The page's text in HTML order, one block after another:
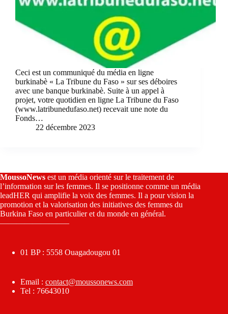
Ceci est un communiqué du média en ligne
burkinabè « La Tribune du Faso » sur ses déboires
avec une banque burkinabè. Suite à un appel à
projet, votre quotidien en ligne La Tribune du Faso
(www.latribunedufaso.net) recevait une note du
Fonds…
22 décembre 2023
MoussoNews est un média orienté sur le traitement de
l’information sur les femmes. Il se positionne comme un média
leadHER qui amplifie la voix des femmes. Il a pour vision la
promotion et la valorisation des initiatives des femmes du
Burkina Faso en particulier et du monde en général.
————————–
01 BP : 5558 Ouagadougou 01
Email : contact@moussonews.com
Tel : 76643010